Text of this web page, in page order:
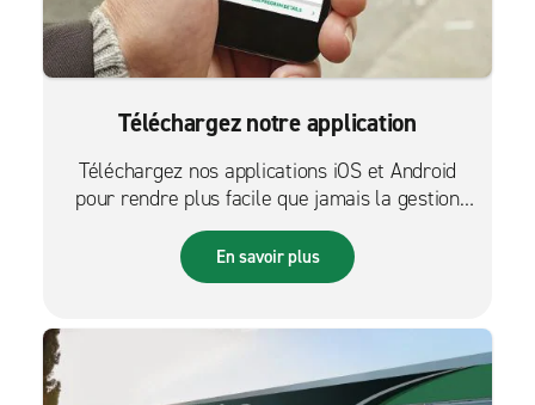
Téléchargez notre application
Téléchargez nos applications iOS et Android
pour rendre plus facile que jamais la gestion
des réservations sur le pouce.
En savoir plus